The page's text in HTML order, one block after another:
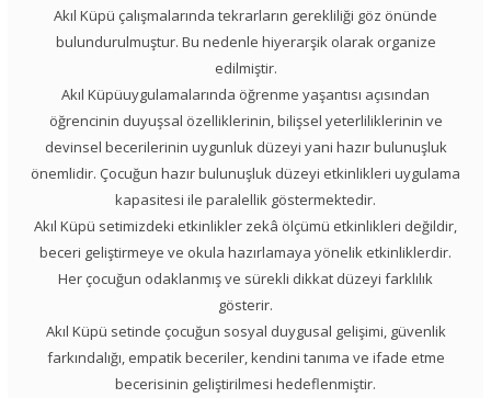
Akıl Küpü çalışmalarında tekrarların gerekliliği göz önünde
bulundurulmuştur. Bu nedenle hiyerarşik olarak organize
edilmiştir.
Akıl Küpüuygulamalarında öğrenme yaşantısı açısından
öğrencinin duyuşsal özelliklerinin, bilişsel yeterliliklerinin ve
devinsel becerilerinin uygunluk düzeyi yani hazır bulunuşluk
önemlidir. Çocuğun hazır bulunuşluk düzeyi etkinlikleri uygulama
kapasitesi ile paralellik göstermektedir.
Akıl Küpü setimizdeki etkinlikler zekâ ölçümü etkinlikleri değildir,
beceri geliştirmeye ve okula hazırlamaya yönelik etkinliklerdir.
Her çocuğun odaklanmış ve sürekli dikkat düzeyi farklılık
gösterir.
Akıl Küpü setinde çocuğun sosyal duygusal gelişimi, güvenlik
farkındalığı, empatik beceriler, kendini tanıma ve ifade etme
becerisinin geliştirilmesi hedeflenmiştir.